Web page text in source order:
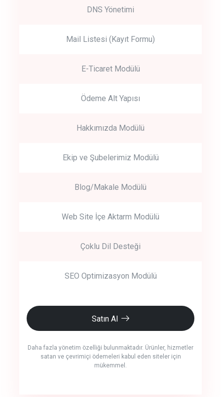
DNS Yönetimi
Mail Listesi (Kayıt Formu)
E-Ticaret Modülü
Ödeme Alt Yapısı
Hakkımızda Modülü
Ekip ve Şubelerimiz Modülü
Blog/Makale Modülü
Web Site İçe Aktarm Modülü
Çoklu Dil Desteği
SEO Optimizasyon Modülü
Satın Al
Daha fazla yönetim özelliği bulunmaktadır. Ürünler, hizmetler
satan ve çevrimiçi ödemeleri kabul eden siteler için
mükemmel.